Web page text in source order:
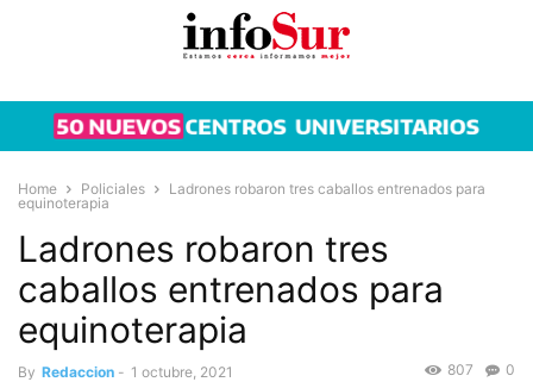
Home Policiales
Ladrones robaron tres caballos entrenados para
equinoterapia
Ladrones robaron tres
caballos entrenados para
equinoterapia
By Redaccion - 1 octubre, 2021 0
807